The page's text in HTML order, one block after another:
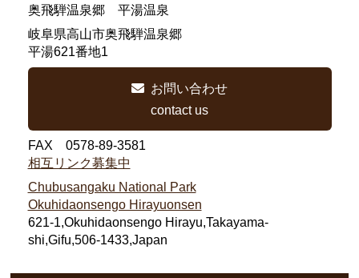
奥飛騨温泉郷 平湯温泉
岐阜県高山市奥飛騨温泉郷
平湯621番地1
お問い合わせ
contact us
FAX 0578-89-3581
相互リンク募集中
Chubusangaku National Park
Okuhidaonsengo Hirayuonsen
621-1,Okuhidaonsengo Hirayu,Takayama-
shi,Gifu,506-1433,Japan